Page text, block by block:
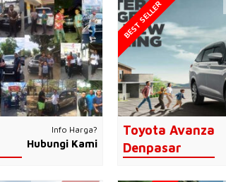
Info Harga?
Hubungi Kami
Toyota Avanza
Denpasar
BEST SELLER